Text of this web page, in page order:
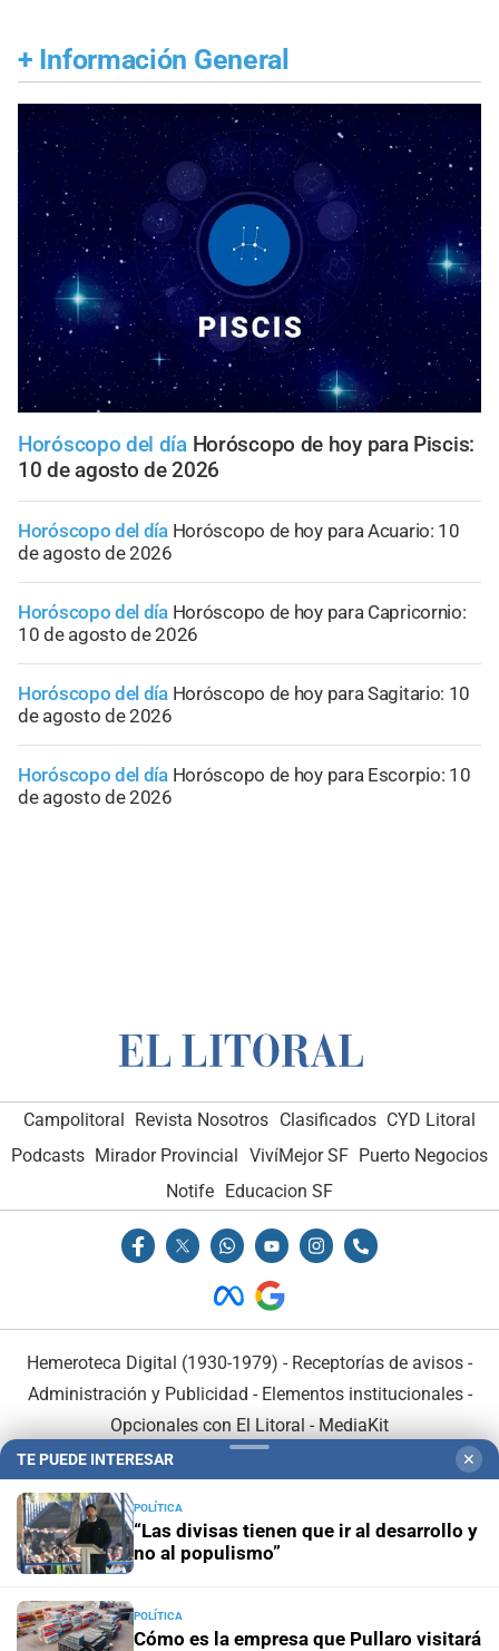
+ Información General
Horóscopo del día Horóscopo de hoy para Piscis:
10 de agosto de 2026
Horóscopo del día Horóscopo de hoy para Acuario: 10
de agosto de 2026
Horóscopo del día Horóscopo de hoy para Capricornio:
10 de agosto de 2026
Horóscopo del día Horóscopo de hoy para Sagitario: 10
de agosto de 2026
Horóscopo del día Horóscopo de hoy para Escorpio: 10
de agosto de 2026
Campolitoral Revista Nosotros Clasificados CYD Litoral
Podcasts Mirador Provincial VivíMejor SF Puerto Negocios
Notife
Educacion SF
Hemeroteca Digital (1930-1979) - Receptorías de avisos -
Administración y Publicidad - Elementos institucionales-
Opcionales con El Litoral - MediaKit
En Asociación con:
TE PUEDE INTERESAR ✕
POLÍTICA
“Las divisas tienen que ir al desarrollo y
no al populismo”
POLÍTICA
Cómo es la empresa que Pullaro visitará